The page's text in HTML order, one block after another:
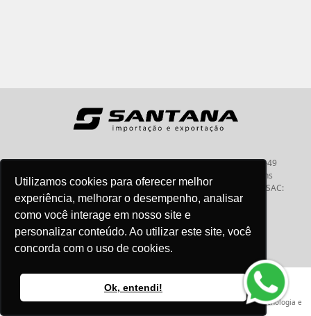
Utilizamos cookies para oferecer melhor
experiência, melhorar o desempenho, analisar
como você interage em nosso site e
personalizar conteúdo. Ao utilizar este site, você
concorda com o uso de cookies.
Ok, entendi!
Santana - Importação e Exportação - CNPJ:57.464.653/0001-49
Atendimento por telefone: dias úteis, das 08:15hs às 18:00hs
Fone:(11) 2099-9900 - E-mail:vendas@santanaimport.com.br
SAC:
sac@santanaimport.com.br
Termos de uso
Criação e Desenvolvimento AgênciaNew Humans| PlataformaAdd Suite- Tecnologia e